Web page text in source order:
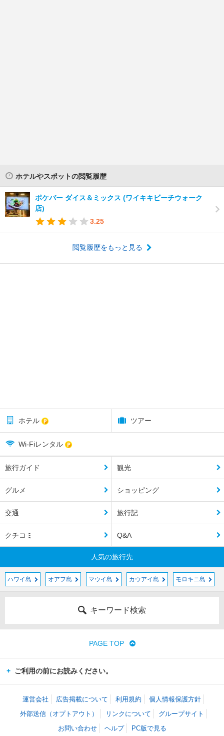
ホテルやスポットの閲覧履歴
ポケバー ダイス＆ミックス (ワイキキビーチウォーク
店)
3.25
閲覧履歴をもっと見る
ホテル ツアー
Wi-Fiレンタル
旅行ガイド 観光
グルメ ショッピング
交通 旅行記
クチコミ Q&A
人気の旅行先
ハワイ島 オアフ島 マウイ島 カウアイ島 モロキニ島
キーワード検索
PAGE TOP
ご利用の前にお読みください。
運営会社 広告掲載について 利用規約
個人情報保護方針
外部送信（オプトアウト）
リンクについて
グループサイト
お問い合わせ
ヘルプ PC版で見る